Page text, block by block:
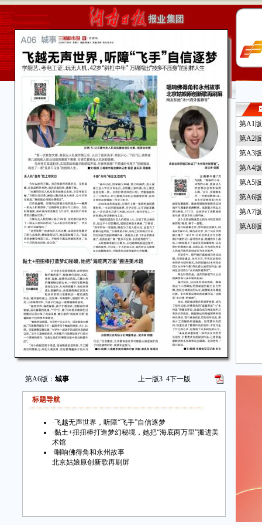
第A6版： 城事 上一版3 4下一版
标题导航
·飞越无声世界，听障“飞手”自信逐梦
·黏土+扭扭棒打造梦幻秘境，她把“海底两万里”搬进美
术馆
·唱响佛得角和永州故事
北京姑娘原创新歌再刷屏
第A1
第A2
第A3
第A4
第A5
第A6
第A7
第A8